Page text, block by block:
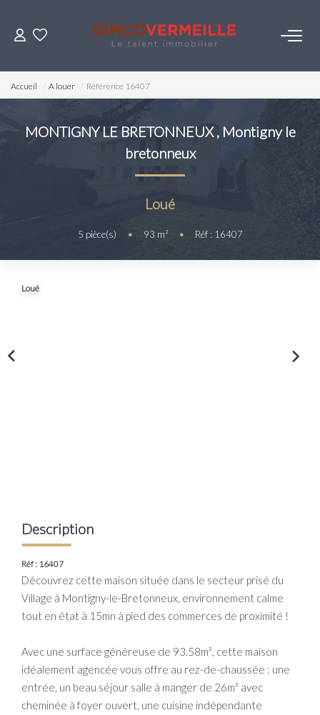
ACHETER
LOUER
ESTIMER
NOS SERVICES
PARRAINAGE
Accueil A louer Référence 16407
MONTIGNY LE BRETONNEUX, Montigny le
bretonneux
Loué
5 pièce(s) • 93 m² • Réf : 16407
Loué
Description
Réf : 16407
Découvrez cette maison située dans le secteur prisé du
Village à Montigny-le-Bretonneux, environnement calme
tout en état à 15mn à pied des commerces de proximité !
Avec une surface généreuse de 93.58m², cette maison
idéalement agencée vous offre au rez-de-chaussée : une
entrée, un beau séjour salle à manger de 26m² avec
cheminée à foyer ouvert, une cuisine indépendante